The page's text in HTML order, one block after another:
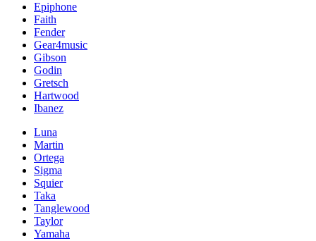
Epiphone
Faith
Fender
Gear4music
Gibson
Godin
Gretsch
Hartwood
Ibanez
Luna
Martin
Ortega
Sigma
Squier
Taka
Tanglewood
Taylor
Yamaha